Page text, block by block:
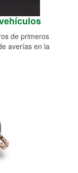
de primeros
averías en la